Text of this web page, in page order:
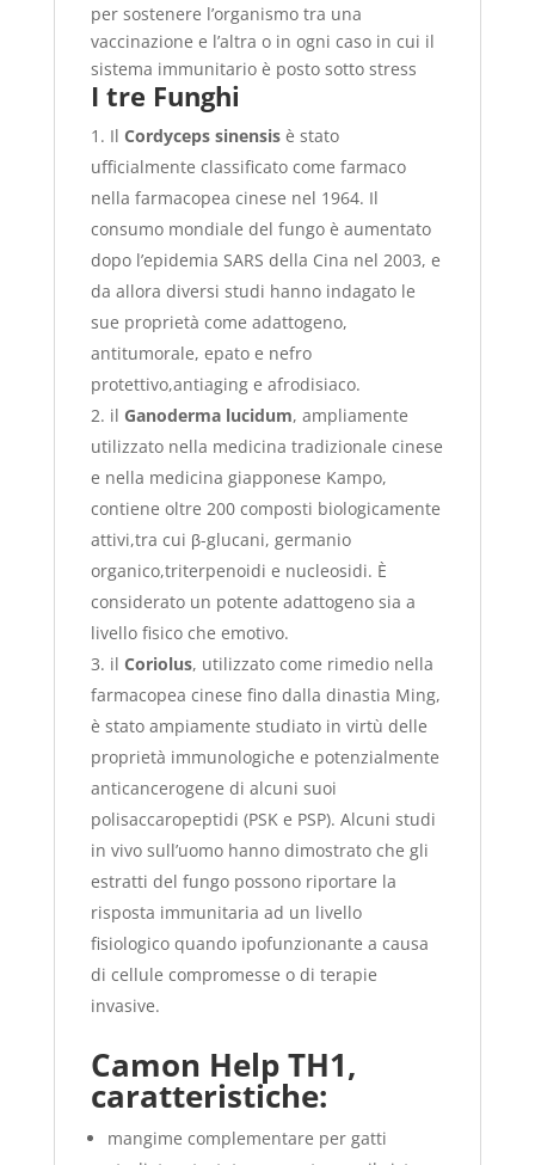
per sostenere l’organismo tra una
vaccinazione e l’altra o in ogni caso in cui il
sistema immunitario è posto sotto stress
I tre Funghi
Il Cordyceps sinensisè stato
ufficialmente classificato come farmaco
nella farmacopea cinese nel 1964. Il
consumo mondiale del fungo è aumentato
dopo l’epidemia SARS della Cina nel 2003, e
da allora diversi studi hanno indagato le
sue proprietà come adattogeno,
antitumorale, epato e nefro
protettivo,antiaging e afrodisiaco.
il Ganoderma lucidum, ampliamente
utilizzato nella medicina tradizionale cinese
e nella medicina giapponese Kampo,
contiene oltre 200 composti biologicamente
attivi,tra cui β-glucani, germanio
organico,triterpenoidi e nucleosidi. È
considerato un potente adattogeno sia a
livello fisico che emotivo.
il Coriolus, utilizzato come rimedio nella
farmacopea cinese fino dalla dinastia Ming,
è stato ampiamente studiato in virtù delle
proprietà immunologiche e potenzialmente
anticancerogene di alcuni suoi
polisaccaropeptidi (PSK e PSP). Alcuni studi
in vivo sull’uomo hanno dimostrato che gli
estratti del fungo possono riportare la
risposta immunitaria ad un livello
fisiologico quando ipofunzionante a causa
di cellule compromesse o di terapie
invasive.
Camon Help TH1,
caratteristiche:
mangime complementare per gatti